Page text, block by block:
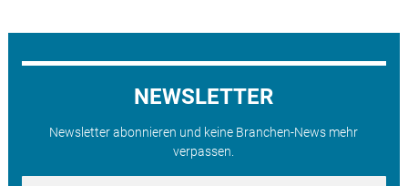
NEWSLETTER
Newsletter abonnieren und keine Branchen-News mehr
verpassen.